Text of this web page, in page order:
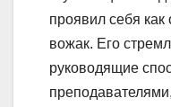
проявил себя как
вожак. Его
руководящие